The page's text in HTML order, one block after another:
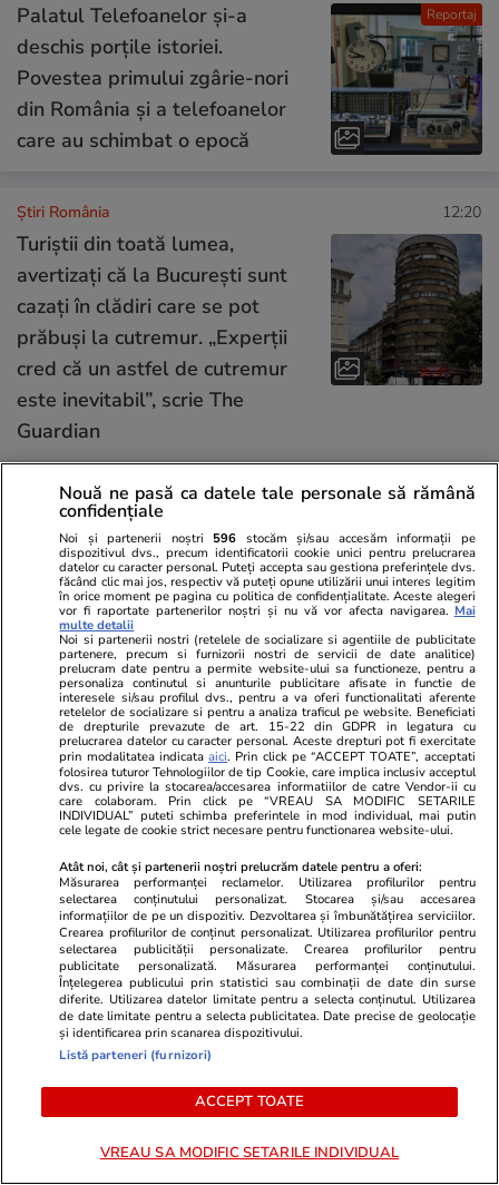
Reportaj
Palatul Telefoanelor și-a
deschis porțile istoriei.
Povestea primului zgârie-nori
din România și a telefoanelor
care au schimbat o epocă
Știri România 12:20
Turiștii din toată lumea,
avertizați că la București sunt
cazați în clădiri care se pot
prăbuși la cutremur. „Experții
cred că un astfel de cutremur
este inevitabil”, scrie The
Guardian
Știri România 11:34
Nicușor Dan și Ciprian Ciucu,
față în față la Cotroceni, după
ce primarul Capitalei a fost
acuzat de DNA de luare de
mită. Ce discută cu
reprezentanții fostei coaliții
15 iul.
Studiile universitare de științe
politice între prea multă teorie
și prea puțină practică
15 iul.
Când criminalul de război Putin
va muri, crimele Rusiei vor
continua
Nouă ne pasă ca datele tale personale să rămână
confidențiale
Noi și partenerii noștri 596 stocăm și/sau accesăm informații pe
dispozitivul dvs., precum identificatorii cookie unici pentru prelucrarea
datelor cu caracter personal. Puteți accepta sau gestiona preferințele dvs.
făcând clic mai jos, respectiv vă puteți opune utilizării unui interes legitim
în orice moment pe pagina cu politica de confidențialitate. Aceste alegeri
vor fi raportate partenerilor noștri și nu vă vor afecta navigarea. Mai
multe detalii
Noi si partenerii nostri (retelele de socializare si agentiile de publicitate
partenere, precum si furnizorii nostri de servicii de date analitice)
prelucram date pentru a permite website-ului sa functioneze, pentru a
personaliza continutul si anunturile publicitare afisate in functie de
interesele si/sau profilul dvs., pentru a va oferi functionalitati aferente
retelelor de socializare si pentru a analiza traficul pe website. Beneficiati
de drepturile prevazute de art. 15-22 din GDPR in legatura cu
prelucrarea datelor cu caracter personal. Aceste drepturi pot fi exercitate
prin modalitatea indicataaici. Prin click pe “ACCEPT TOATE”, acceptati
folosirea tuturor Tehnologiilor de tip Cookie, care implica inclusiv acceptul
dvs. cu privire la stocarea/accesarea informatiilor de catre Vendor-ii cu
care colaboram. Prin click pe “VREAU SA MODIFIC SETARILE
INDIVIDUAL” puteti schimba preferintele in mod individual, mai putin
cele legate de cookie strict necesare pentru functionarea website-ului.
Atât noi, cât și partenerii noștri prelucrăm datele pentru a oferi:
Măsurarea performanței reclamelor. Utilizarea profilurilor pentru
selectarea conținutului personalizat. Stocarea și/sau accesarea
informațiilor de pe un dispozitiv. Dezvoltarea și îmbunătățirea serviciilor.
Crearea profilurilor de conținut personalizat. Utilizarea profilurilor pentru
selectarea publicității personalizate. Crearea profilurilor pentru
publicitate personalizată. Măsurarea performanței conținutului.
Înțelegerea publicului prin statistici sau combinații de date din surse
diferite. Utilizarea datelor limitate pentru a selecta conținutul. Utilizarea
de date limitate pentru a selecta publicitatea. Date precise de geolocație
și identificarea prin scanarea dispozitivului.
Listă parteneri (furnizori)
ACCEPT TOATE
VREAU SA MODIFIC SETARILE INDIVIDUAL